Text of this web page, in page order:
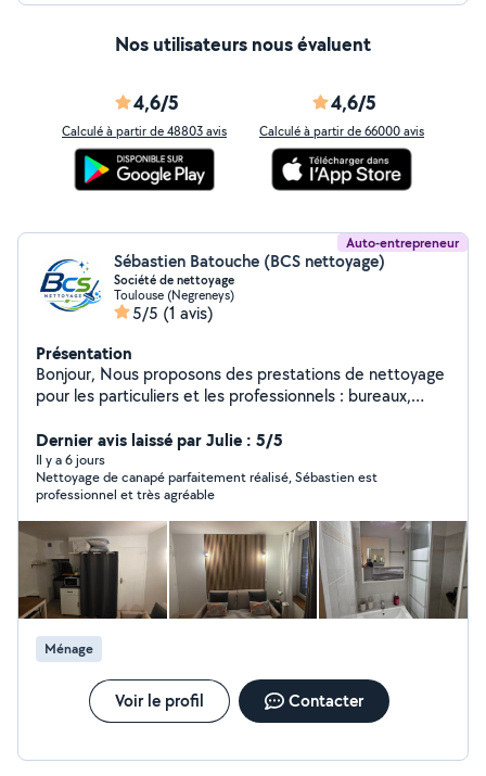
Nos utilisateurs nous évaluent
4,6/5
Calculé à partir de 48803 avis
4,6/5
Calculé à partir de 66000 avis
Auto-entrepreneur
Sébastien Batouche (BCS nettoyage)
Société de nettoyage
Toulouse (Negreneys)
5/5 (1 avis)
Présentation
Bonjour, Nous proposons des prestations de nettoyage
pour les particuliers et les professionnels : bureaux,
locaux commerciaux, fin de chantier, remise en état et
entretien régulier. Sérieux, ponctuels et soucieux du
détail, nous mettons tout en œuvre pour garantir un
résultat impeccable et la satisfaction de nos clients.
Devis rapide et intervention adaptée à vos besoins.
N'hésitez pas à nous contacter pour toute demande
d'information ou de devis.
Dernier avis laissé par Julie : 5/5
Il y a 6 jours
Nettoyage de canapé parfaitement réalisé, Sébastien est
professionnel et très agréable
Ménage
Voir le profil Contacter